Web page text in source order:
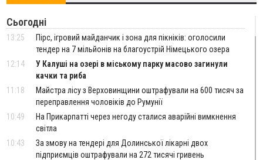
Сьогодні
13:25
Пірс, ігровий майданчик і зона для пікніків: оголосили
тендер на 7 мільйонів на благоустрій Німецького озера
12:14
У Калуші на озері в міському парку масово загинули
качки та риба
11:18
Майстра лісу з Верховинщини оштрафували на 600 тисяч за
переправлення чоловіків до Румунії
10:49
На Прикарпатті через негоду сталися аварійні вимкнення
світла
10:43
За змову на тендері для Долинської лікарні двох
підприємців оштрафували на 272 тисячі гривень